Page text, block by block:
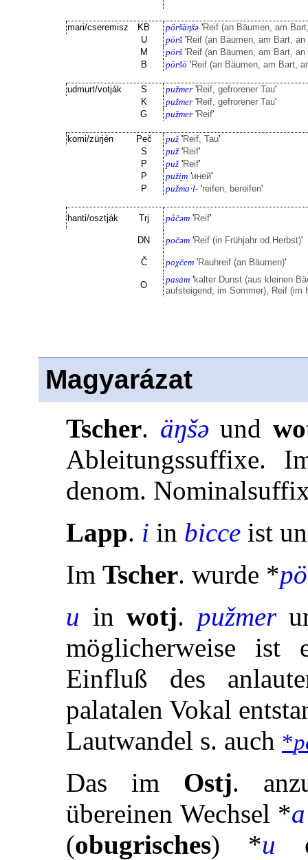
mari/cseremisz KB pöršäŋšə 'Reif (an Bäumen, am
U
pörš'Reif (an Bäumen, am Bart,
M
pörš'Reif (an Bäumen, am Bart,
B
pöršö 'Reif (an Bäumen, am Bart,
udmurt/votják S pužmer 'Reif, gefrorener Tau'
K
pužmer 'Reif, gefrorener Tau'
G
pužmer 'Reif'
komi/zürjén Peč puž 'Reif, Tau'
S
puž 'Reif'
P
puž 'Reif'
P
puži̮m 'иней'
P
pužma·l- 'reifen, bereifen'
hanti/osztják Trj påčəm 'Reif'
DN počəm 'Reif (in Frühjahr od.Herbst)'
Č poχčem 'Rauhreif (an Bäumen)'
O
pasȧm 'kalter Dunst (aus kleinen
aufsteigend; im Sommer), Reif (im
Magyarázat
Tscher. äŋšəund
Ableitungssuffixe.
denom.
Lapp. i in bicce ist
Im Tscher. wurde *
u in wotj. pužmer
möglicherweise ist
Einfluß des
palatalen Vokal
Lautwandel s. auch *
Das im Ostj.
übereinen Wechsel *a
(obugrisches) *u